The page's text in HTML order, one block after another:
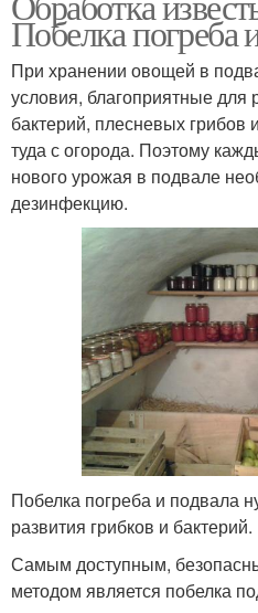
Побелка погреба
При хранении овощей в
условия, благоприятные для
бактерий, плесневых
туда с огорода. Поэтому
нового урожая в подвале
дезинфекцию.
Побелка погреба и подвала
развития грибков и бактерий.
Самым доступным,
методом является побелка